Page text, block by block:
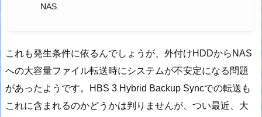
NAS.
これも発生条件に依るんでしょうが、外付けHDDからNAS
への大容量ファイル転送時にシステムが不安定になる問題
があったようです。HBS 3 Hybrid Backup Syncでの転送も
これに含まれるのかどうかは判りませんが、つい最近、大